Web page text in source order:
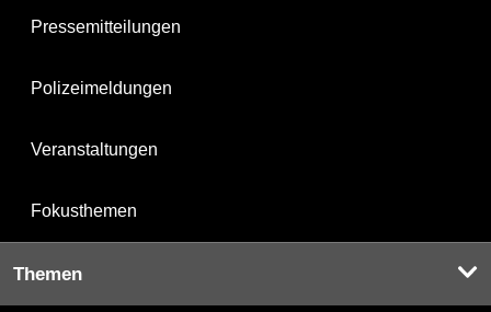
Pressemitteilungen
Polizeimeldungen
Veranstaltungen
Fokusthemen
Themen